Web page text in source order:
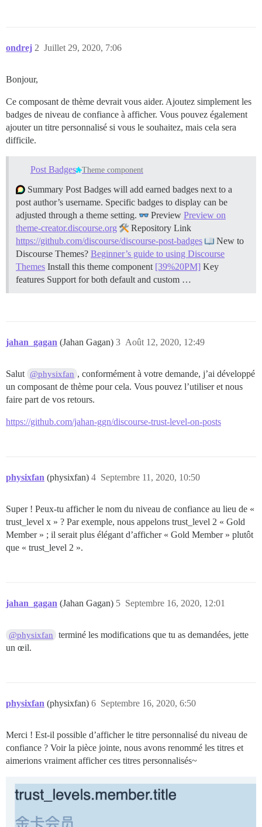
ondrej Juillet 29, 2020, 7:06
2
Bonjour,
Ce composant de thème devrait vous aider. Ajoutez simplement les
badges de niveau de confiance à afficher. Vous pouvez également
ajouter un titre personnalisé si vous le souhaitez, mais cela sera
difficile.
Post Badges Theme component
Summary Post Badges will add earned badges next to a
post author’s username. Specific badges to display can be
adjusted through a theme setting.
Preview Preview on
theme-creator.discourse.org
Repository Link
https://github.com/discourse/discourse-post-badges
New to
Discourse Themes? Beginner’s guide to using Discourse
Themes Install this theme component [39%20PM] Key
features Support for both default and custom …
jahan_gagan (Jahan Gagan) Août 12, 2020, 12:49
3
Salut @physixfan , conformément à votre demande, j’ai développé
un composant de thème pour cela. Vous pouvez l’utiliser et nous
faire part de vos retours.
https://github.com/jahan-ggn/discourse-trust-level-on-posts
physixfan (physixfan) Septembre 11, 2020, 10:50
4
Super ! Peux-tu afficher le nom du niveau de confiance au lieu de «
trust_level x » ? Par exemple, nous appelons trust_level 2 « Gold
Member » ; il serait plus élégant d’afficher « Gold Member » plutôt
que « trust_level 2 ».
jahan_gagan (Jahan Gagan) Septembre 16, 2020, 12:01
5
@physixfan
terminé les modifications que tu as demandées, jette
un œil.
physixfan (physixfan) Septembre 16, 2020, 6:50
6
Merci ! Est-il possible d’afficher le titre personnalisé du niveau de
confiance ? Voir la pièce jointe, nous avons renommé les titres et
aimerions vraiment afficher ces titres personnalisés~